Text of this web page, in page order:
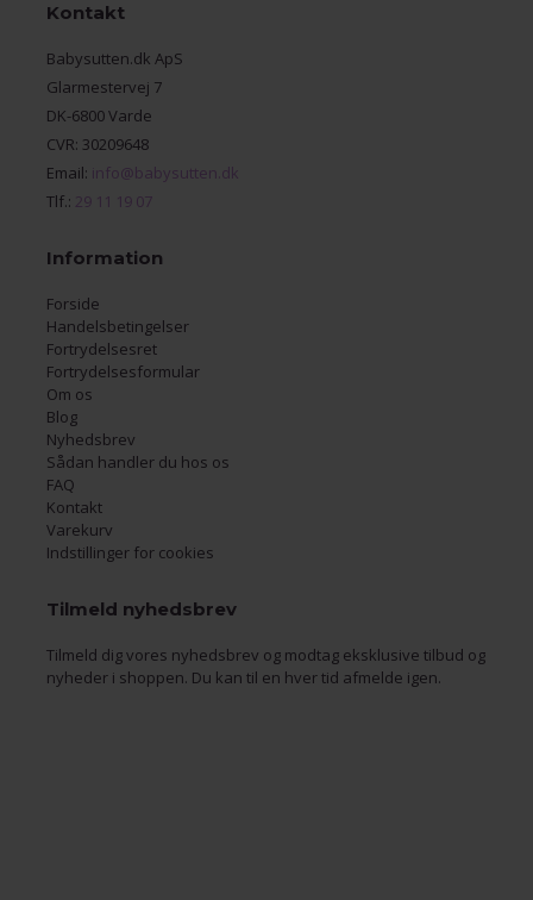
Kontakt
Babysutten.dk ApS
Glarmestervej 7
DK-6800 Varde
CVR: 30209648
Email: info@babysutten.dk
Tlf.: 29 11 19 07
Information
Forside
Handelsbetingelser
Fortrydelsesret
Fortrydelsesformular
Om os
Blog
Nyhedsbrev
Sådan handler du hos os
FAQ
Kontakt
Varekurv
Indstillinger for cookies
Tilmeld nyhedsbrev
Tilmeld dig vores nyhedsbrev og modtag eksklusive tilbud og
nyheder i shoppen. Du kan til en hver tid afmelde igen.